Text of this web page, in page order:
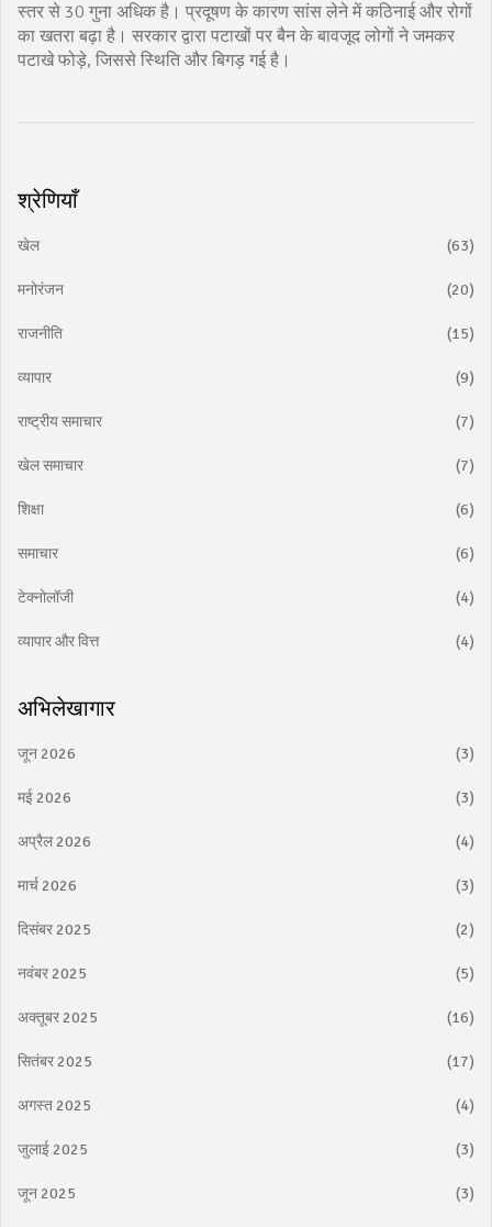
स्तर से 30 गुना अधिक है। प्रदूषण के कारण सांस लेने में कठिनाई और रोगों
का खतरा बढ़ा है। सरकार द्वारा पटाखों पर बैन के बावजूद लोगों ने जमकर
पटाखे फोड़े, जिससे स्थिति और बिगड़ गई है।
श्रेणियाँ
खेल (63)
मनोरंजन (20)
राजनीति (15)
व्यापार (9)
राष्ट्रीय समाचार (7)
खेल समाचार (7)
शिक्षा (6)
समाचार (6)
टेक्नोलॉजी (4)
व्यापार और वित्त (4)
अभिलेखागार
जून 2026 (3)
मई 2026 (3)
अप्रैल 2026 (4)
मार्च 2026 (3)
दिसंबर 2025 (2)
नवंबर 2025 (5)
अक्तूबर 2025 (16)
सितंबर 2025 (17)
अगस्त 2025 (4)
जुलाई 2025 (3)
जून 2025 (3)